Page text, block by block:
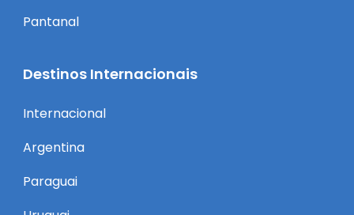
Pantanal
Destinos Internacionais
Internacional
Argentina
Paraguai